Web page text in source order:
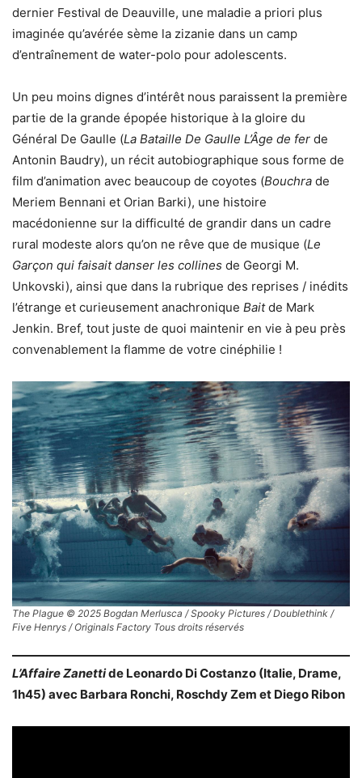
dernier Festival de Deauville, une maladie a priori plus
imaginée qu’avérée sème la zizanie dans un camp
d’entraînement de water-polo pour adolescents.
Un peu moins dignes d’intérêt nous paraissent la première
partie de la grande épopée historique à la gloire du
Général De Gaulle (La Bataille De Gaulle L’Âge de fer de
Antonin Baudry), un récit autobiographique sous forme de
film d’animation avec beaucoup de coyotes (Bouchra de
Meriem Bennani et Orian Barki), une histoire
macédonienne sur la difficulté de grandir dans un cadre
rural modeste alors qu’on ne rêve que de musique (Le
Garçon qui faisait danser les collines de Georgi M.
Unkovski), ainsi que dans la rubrique des reprises / inédits
l’étrange et curieusement anachronique Baitde Mark
Jenkin. Bref, tout juste de quoi maintenir en vie à peu près
convenablement la flamme de votre cinéphilie !
The Plague © 2025 Bogdan Merlusca / Spooky Pictures / Doublethink /
Five Henrys / Originals Factory Tous droits réservés
L’Affaire Zanettide Leonardo Di Costanzo (Italie, Drame,
1h45) avec Barbara Ronchi, Roschdy Zem et Diego Ribon